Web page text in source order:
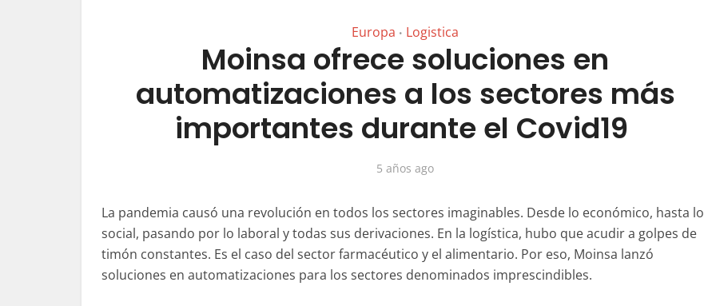
Europa • Logistica
Moinsa ofrece soluciones en
automatizaciones a los sectores más
importantes durante el Covid19
5 años ago
La pandemia causó una revolución en todos los sectores imaginables. Desde lo económico, hasta lo
social, pasando por lo laboral y todas sus derivaciones. En la logística, hubo que acudir a golpes de
timón constantes. Es el caso del sector farmacéutico y el alimentario. Por eso, Moinsa lanzó
soluciones en automatizaciones para los sectores denominados imprescindibles.